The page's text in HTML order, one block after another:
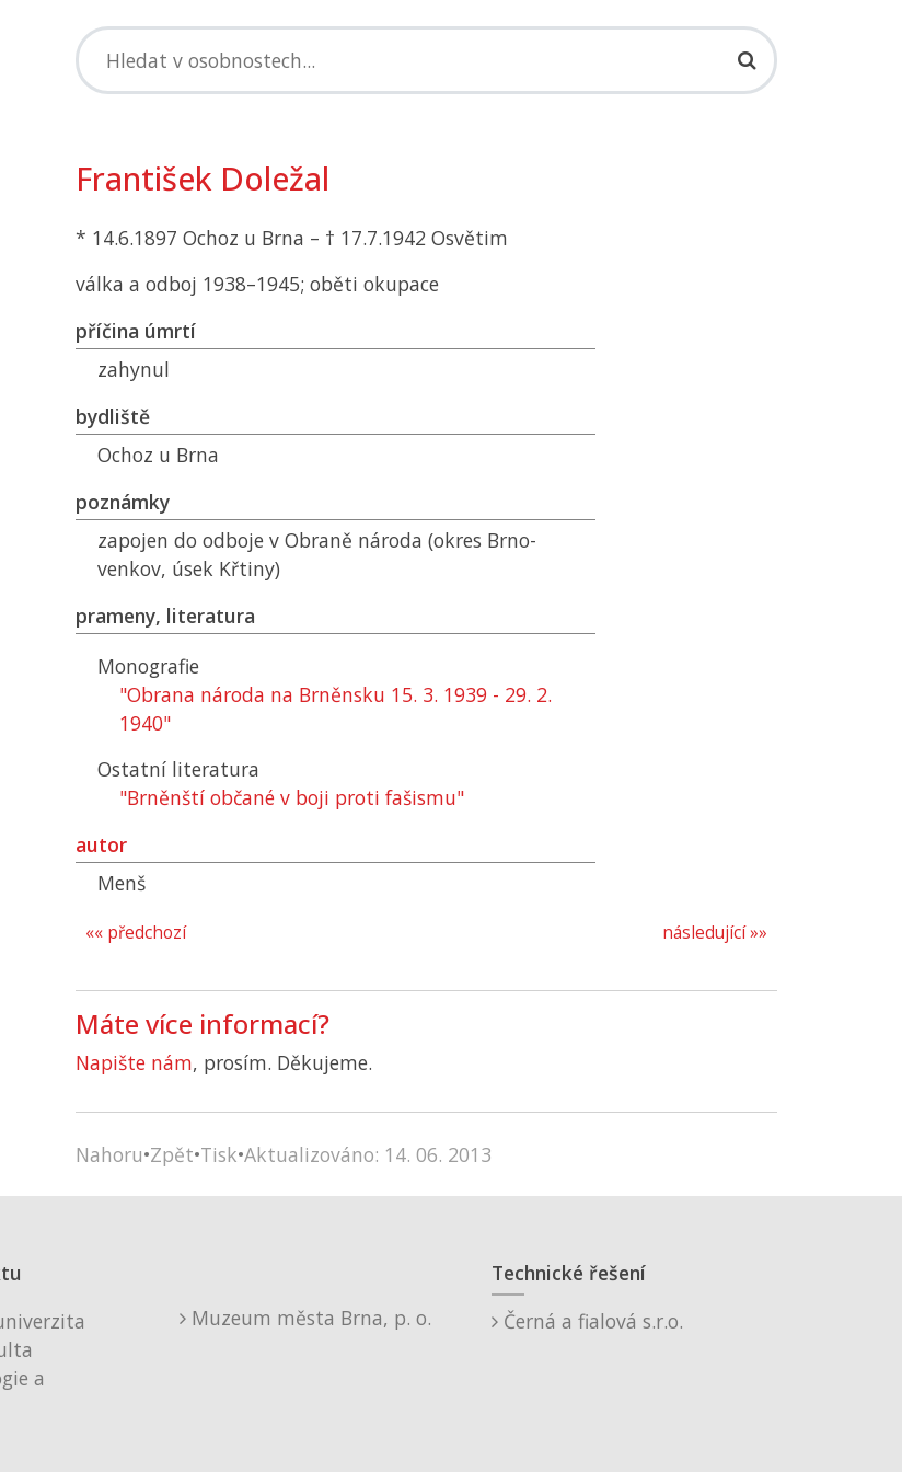
František Doležal
* 14.6.1897 Ochoz u Brna – † 17.7.1942 Osvětim
válka a odboj 1938–1945; oběti okupace
příčina úmrtí
zahynul
bydliště
Ochoz u Brna
poznámky
zapojen do odboje v Obraně národa (okres Brno-
venkov, úsek Křtiny)
prameny, literatura
Monografie
"Obrana národa na Brněnsku 15. 3. 1939 - 29. 2.
1940"
Ostatní literatura
"Brněnští občané v boji proti fašismu"
autor
Menš
následující »»
«« předchozí
Máte více informací?
Napište nám, prosím. Děkujeme.
Nahoru•Zpět•Tisk•Aktualizováno: 14. 06. 2013
a
Muzeum města Brna, p. o.
Technické řešení
Černá a fialová s.r.o.